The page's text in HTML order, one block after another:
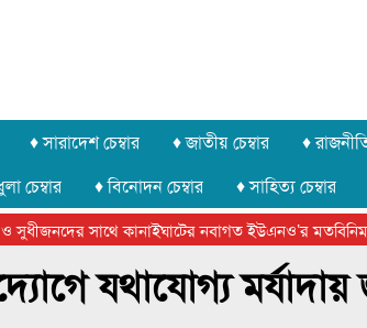
♦ সারাদেশ চেম্বার ♦ জাতীয় চেম্বার ♦
চেম্বার ♦ বিনোদন চেম্বার ♦ সাহিত্য চেম্বার
সাথে কানাইঘাটের নবাগত ইউএনও’র মতবিনিময়
ফেডারেশানের বিভাগীয় অভিনয় কর্মশালা সম্পন্ন
যথাযোগ্য